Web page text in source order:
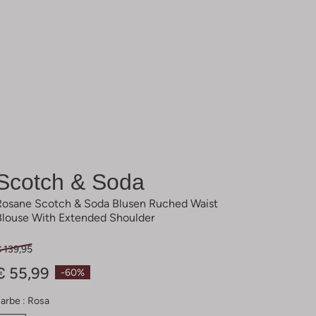
& Soda
Scotch & Soda Blusen Ruched Waist
With Extended Shoulder
-60%
139,95
55,99
: Rosa